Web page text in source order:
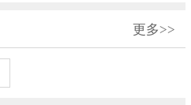
更多>>